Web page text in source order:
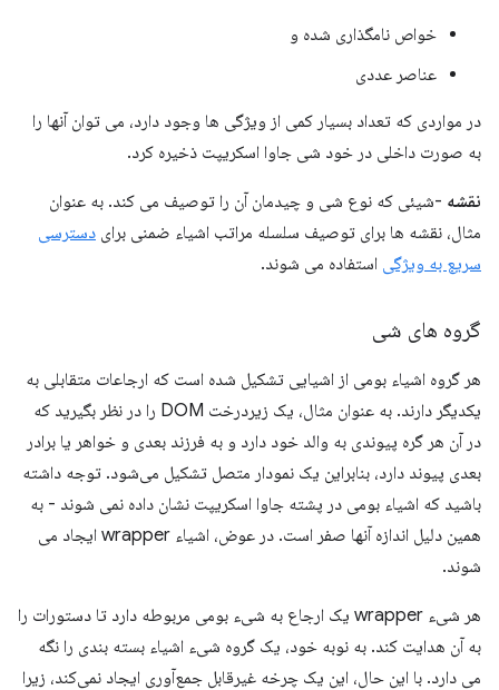
خواص نامگذاری شده و
عناصر عددی
در مواردی که تعداد بسیار کمی از ویژگی ها وجود دارد، می توان آنها را
به صورت داخلی در خود شی جاوا اسکریپت ذخیره کرد.
نقشه -شیئی که نوع شی و چیدمان آن را توصیف می کند. به عنوان
مثال، نقشه ها برای توصیف سلسله مراتب اشیاء ضمنی برای دسترسی
سریع به ویژگی استفاده می شوند.
گروه های شی
هر گروه اشیاء بومی از اشیایی تشکیل شده است که ارجاعات متقابلی به
یکدیگر دارند. به عنوان مثال، یک زیردرخت DOM را در نظر بگیرید که
در آن هر گره پیوندی به والد خود دارد و به فرزند بعدی و خواهر یا برادر
بعدی پیوند دارد، بنابراین یک نمودار متصل تشکیل می‌شود. توجه داشته
باشید که اشیاء بومی در پشته جاوا اسکریپت نشان داده نمی شوند - به
همین دلیل اندازه آنها صفر است. در عوض، اشیاء wrapper ایجاد می
شوند.
هر شیء wrapper یک ارجاع به شیء بومی مربوطه دارد تا دستورات را
به آن هدایت کند. به نوبه خود، یک گروه شیء اشیاء بسته بندی را نگه
می دارد. با این حال، این یک چرخه غیرقابل جمع‌آوری ایجاد نمی‌کند، زیرا